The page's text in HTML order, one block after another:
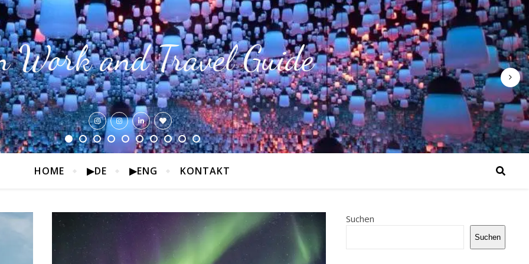
Work and Travel Guide
HOME ▶DE ▶ENG KONTAKT
Suchen
Suchen